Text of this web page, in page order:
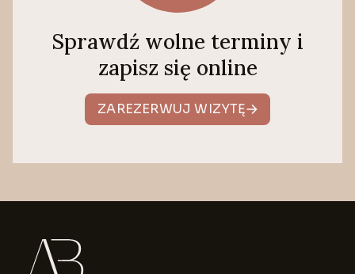
Sprawdź wolne terminy i
zapisz się online
ZAREZERWUJ WIZYTĘ